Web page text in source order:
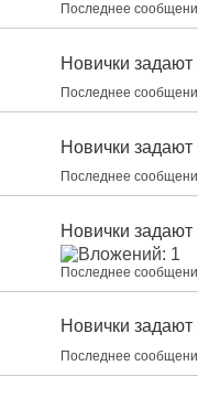
Последнее
Новички
Последнее
Новички задают
Последнее
Новички
Последнее
Новички
Последнее